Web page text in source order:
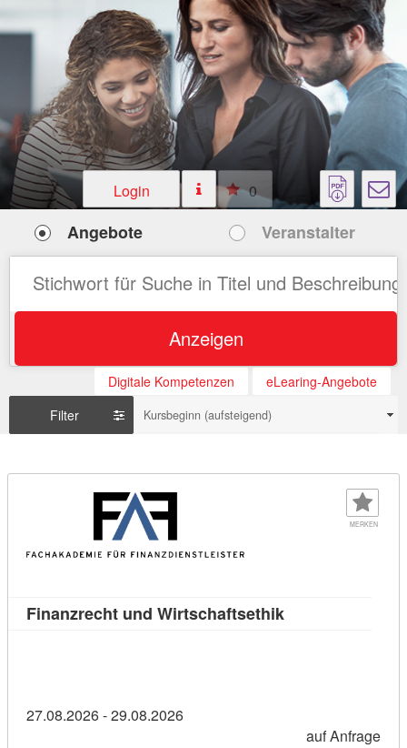
Login 0
Angebote Veranstalter
Anzeigen
Digitale Kompetenzen
eLearing-Angebote
Filter
Kursbeginn (aufsteigend)
MERKEN
Finanzrecht und WirtschaftsethikKursdetail:
27.08.2026 - 29.08.2026
auf Anfrage